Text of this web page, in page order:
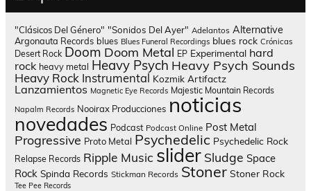
"Clásicos Del Género" "Sonidos Del Ayer" Adelantos Alternative
Argonauta Records blues Blues Funeral Recordings blues rock Crónicas
Desert Rock Doom Doom Metal EP Experimental hard
rock heavy metal Heavy Psych Heavy Psych Sounds
Heavy Rock Instrumental Kozmik Artifactz
Lanzamientos Magnetic Eye Records Majestic Mountain Records
Napalm Records Nooirax Producciones noticias
novedades Podcast Podcast Online Post Metal
Progressive Proto Metal Psychedelic Psychedelic Rock
Relapse Records Ripple Music slider Sludge Space
Rock Spinda Records Stickman Records Stoner Stoner Rock
Tee Pee Records